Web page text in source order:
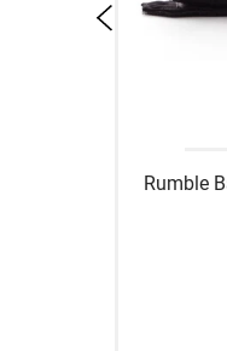
Rumble